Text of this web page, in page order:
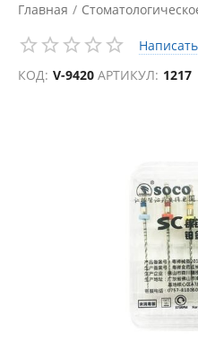
Главная /
Зуботехнические
КОД: V-9420 АРТИКУЛ: 1217